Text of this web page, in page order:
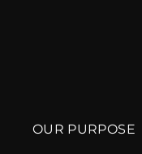
OUR PURPOSE